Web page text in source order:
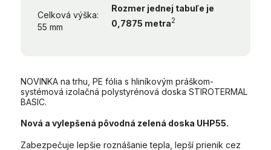
Celková výška:
55 mm
Rozmer jednej tabuľe je
0,7875 metra2
NOVINKA na trhu, PE fólia s hliníkovým práškom-
systémová izolačná polystyrénová doska STIROTERMAL
BASIC.
Nová a vylepšená pôvodná zelená doska UHP55.
Zabezpečuje lepšie roznášanie tepla, lepší prienik cez